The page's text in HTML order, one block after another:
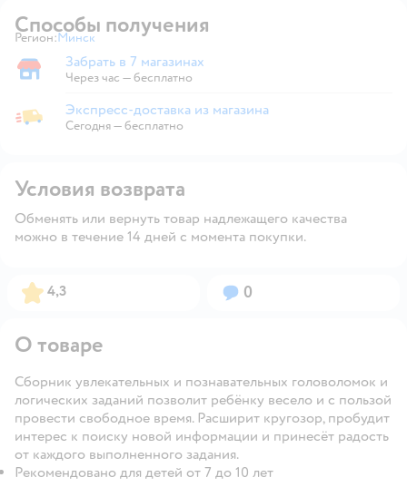
Способы получения
Регион: Выбор адреса доставки.
Минск
Забрать в магазине
Забрать в 7 магазинах
Через час — бесплатно
Экспресс-доставка из магазина
Экспресс-доставка из магазина
Сегодня—бесплатно
Условия возврата
Обменять или вернуть товар надлежащего качества
можно в течение 14 дней с момента покупки.
Рейтинг:
4,3 Вопросов:
0
О товаре
Сборник увлекательных и познавательных головоломок и
логических заданий позволит ребёнку весело и с пользой
провести свободное время. Расширит кругозор, пробудит
интерес к поиску новой информации и принесёт радость
от каждого выполненного задания.
Рекомендовано для детей от 7 до 10 лет